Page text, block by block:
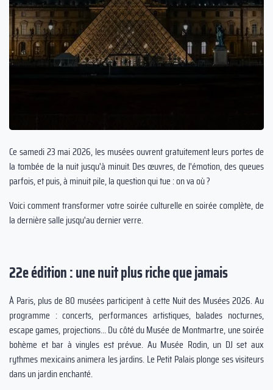
Ce samedi 23 mai 2026, les musées ouvrent gratuitement leurs portes de
la tombée de la nuit jusqu'à minuit. Des œuvres, de l'émotion, des queues
parfois, et puis, à minuit pile, la question qui tue : on va où ?
Voici comment transformer votre soirée culturelle en soirée complète, de
la dernière salle jusqu'au dernier verre.
22e édition : une nuit plus riche que jamais
À Paris, plus de 80 musées participent à cette Nuit des Musées 2026. Au
programme : concerts, performances artistiques, balades nocturnes,
escape games, projections… Du côté du Musée de Montmartre, une soirée
bohème et bar à vinyles est prévue. Au Musée Rodin, un DJ set aux
rythmes mexicains animera les jardins. Le Petit Palais plonge ses visiteurs
dans un jardin enchanté.